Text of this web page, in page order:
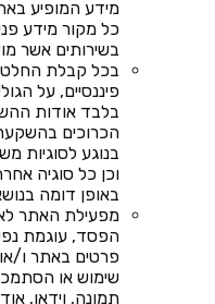
מידע המופיע
כל מקור מידע
בשירותים אשר
בכל קבלת
פיננסיים, על
בלבד אודות
הכרוכים
בנוגע לסוגיות
וכן כל סוגיה
באופן דומה
מפעילת האתר
הפסד, עוגמת
פרטים באתר ו/
שימוש או
תמונה, וידאו,